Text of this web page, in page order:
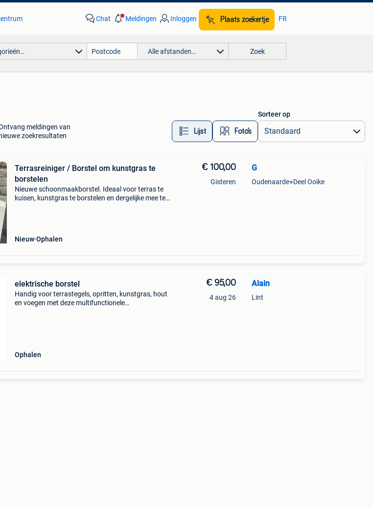
Chat Meldingen Inloggen Plaats zoekertje FR
Alle afstanden… Zoek
meldingen van
zoekresultaten
Lijst Foto’s
Sorteer op
Terrasreiniger / Borstel om kunstgras te
borstelen
Nieuwe schoonmaakborstel. Ideaal voor terras te
kuisen, kunstgras te borstelen en dergelijke mee te
Nieuw Ophalen
€ 100,00
Gisteren
G
Oudenaarde+Deel Ooike
elektrische borstel
Handig voor terrastegels, opritten, kunstgras, hout
en voegen met deze multifunctionele
Ophalen
€ 95,00
4 aug 26
Alain
Lint